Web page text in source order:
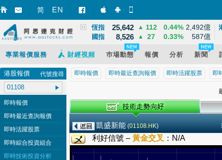
简 EN 智財迅 (iPhone)
智財迅 (Android)
上證 3,940
恆指 25,642 ▲ 112 0.44% 2,492億
國指 8,526 ▲ 27 0.33% 587億
專業報價服務 財經視頻 巿場動態 報價 分析 新聞
即時報價 即時最近查詢報價 即時活躍股票 即
凱盛新能 (01108.HK)
利好信號 – 黃金交叉 ： N/A
港股報價 代號搜尋
即時報價
即時最近查詢報價
即時活躍股票
即時綜合投資組合
即時技術投資分析